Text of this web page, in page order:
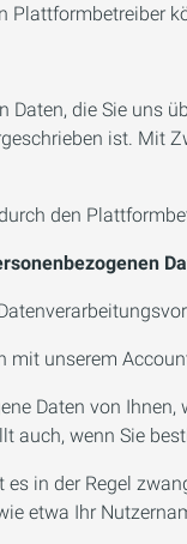
Plattformbetreiber
Daten, die Sie uns
ist. Mit
den
mit unserem
Daten von
auch, wenn Sie
in der Regel
etwa Ihr